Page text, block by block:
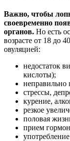
Важно, чтобы
своевременно
органов. Но есть
возрасте от 18 до
овуляцией:
недостаток
кислоты);
неправильно
стрессы,
курение,
резкое
половая
прием